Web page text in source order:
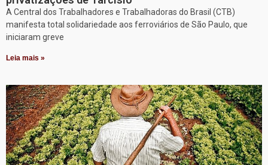
A Central dos Trabalhadores e Trabalhadoras do Brasil (CTB)
manifesta total solidariedade aos ferroviários de São Paulo, que
iniciaram greve
Leia mais »